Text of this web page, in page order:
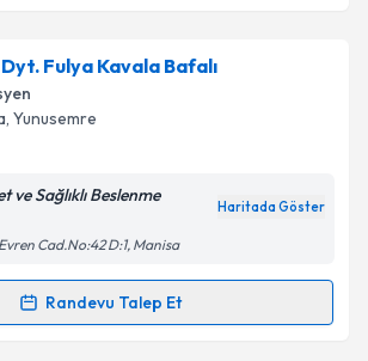
Ersözoğlu Keçiciiçin randevu takvimi
Size bu uzmandan randevu almanız
hazırlandığında e-posta ile
verilerimin işlenmesine ilişkin
okudum ve kişisel verilerimin belirtilen
Fulya Kavala Bafalı
, Yunusemre
ve Sağlıklı Beslenme
Haritada Göster
Cad.No:42 D:1, Manisa
Randevu Talep Et
Talebi